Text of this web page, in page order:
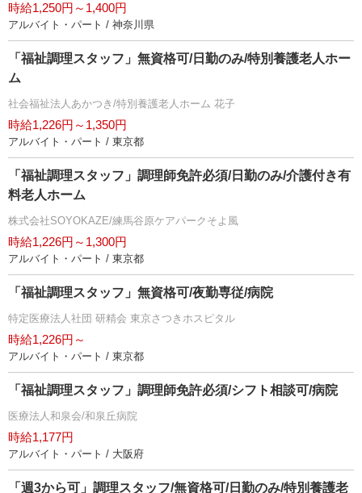
時給1,250円～1,400円
アルバイト・パート / 神奈川県
「福祉調理スタッフ」無資格可/日勤のみ/特別養護老人ホー
ム
社会福祉法人あかつき/特別養護老人ホーム 花子
時給1,226円～1,350円
アルバイト・パート / 東京都
「福祉調理スタッフ」調理師免許必須/日勤のみ/介護付き有
料老人ホーム
株式会社SOYOKAZE/練馬谷原ケアパークそよ風
時給1,226円～1,300円
アルバイト・パート / 東京都
「福祉調理スタッフ」無資格可/夜勤専従/病院
特定医療法人社団 研精会 東京さつきホスピタル
時給1,226円～
アルバイト・パート / 東京都
「福祉調理スタッフ」調理師免許必須/シフト相談可/病院
医療法人和泉会/和泉丘病院
時給1,177円
アルバイト・パート / 大阪府
「週3から可」調理スタッフ/無資格可/日勤のみ/特別養護老